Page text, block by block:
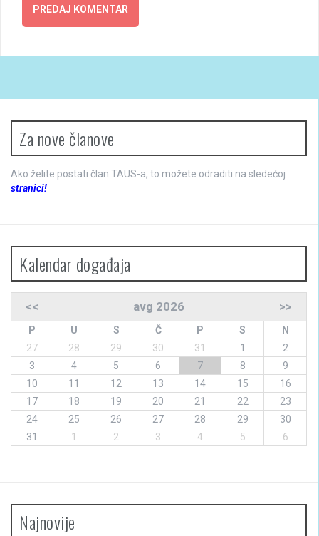
Za nove članove
Ako želite postati član TAUS-a, to možete odraditi na sledećoj
stranici!
Kalendar događaja
<< avg 2026 >>
P U S Č P S
N
27
28 29 30 31 1
2
3
4 5 6 7 8
9
10
11 12 13 14 15
16
17
18 19 20 21 22
23
24
25 26 27 28 29
30
31
1 2 3 4 5 6
Najnovije